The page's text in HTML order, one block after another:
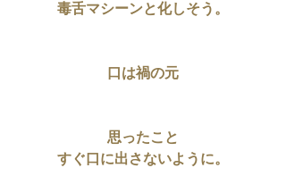
毒舌マシーンと化しそう。
口は禍の元
思ったこと
すぐ口に出さないように。